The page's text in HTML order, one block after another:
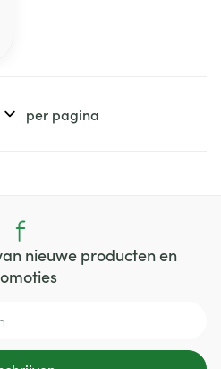
per pagina
nieuwe producten en